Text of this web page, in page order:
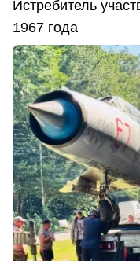
Истребитель
1967 года